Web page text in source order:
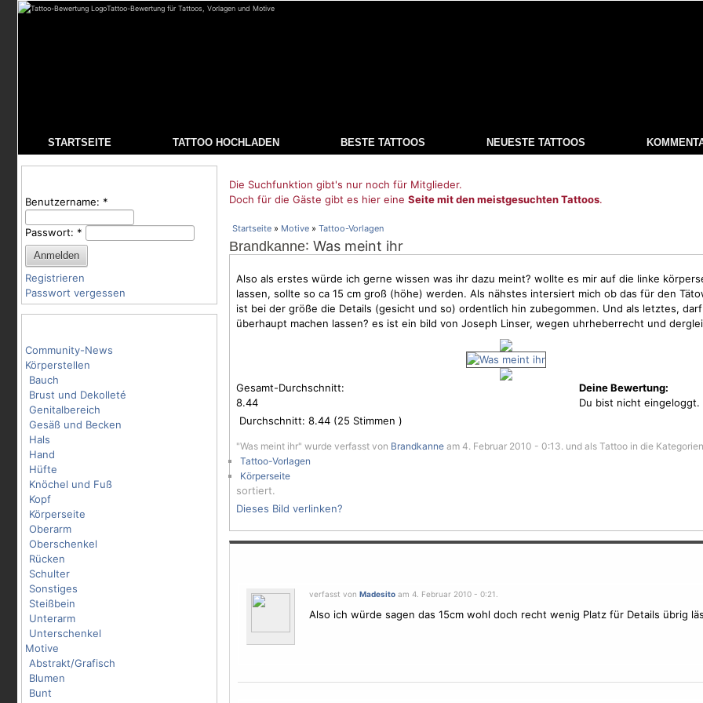
Tattoo-Bewertung für Tattoos, Vorlagen und Motive
STARTSEITE TATTOO HOCHLADEN BESTE TATTOOS NEUESTE TATTOOS
Benutzername: *
Passwort: *
Registrieren
Passwort vergessen
Community-News
Körperstellen
Bauch
Brust und Dekolleté
Genitalbereich
Gesäß und Becken
Hals
Hand
Hüfte
Knöchel und Fuß
Kopf
Körperseite
Oberarm
Oberschenkel
Rücken
Schulter
Sonstiges
Steißbein
Unterarm
Unterschenkel
Motive
Abstrakt/Grafisch
Blumen
Bunt
Die Suchfunktion gibt's nur noch für Mitglieder.
Doch für die Gäste gibt es hier eine Seite mit den meistgesuchten Tattoos.
Startseite » Motive » Tattoo-Vorlagen
Brandkanne: Was meint ihr
Also als erstes würde ich gerne wissen was ihr dazu meint? wollte es mir auf die linke
lassen, sollte so ca 15 cm groß (höhe) werden. Als nähstes intersiert mich ob das für den
ist bei der größe die Details (gesicht und so) ordentlich hin zubegommen. Und als letztes,
überhaupt machen lassen? es ist ein bild von Joseph Linser, wegen uhrheberrecht und
Gesamt-Durchschnitt:
8.44
Durchschnitt: 8.44 (25 Stimmen )
Deine Bewertung:
Du bist nicht eingeloggt.
"Was meint ihr" wurde verfasst von Brandkanne am 4. Februar 2010 - 0:13. und als Tattoo in die Kategorien
Tattoo-Vorlagen
Körperseite
sortiert.
Dieses Bild verlinken?
verfasst von Madesitoam 4. Februar 2010 - 0:21.
Also ich würde sagen das 15cm wohl doch recht wenig Platz für Details übrig